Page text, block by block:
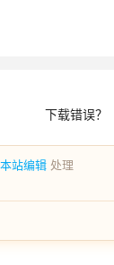
下载错误？
本站编辑 处理